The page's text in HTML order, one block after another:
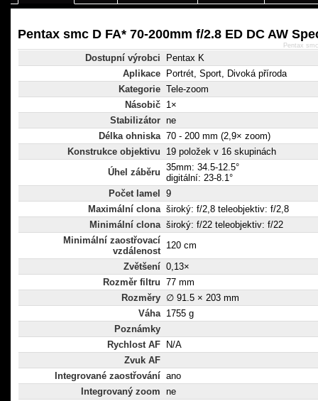
Pentax smc D FA* 70-200mm f/2.8 ED DC AW
Dostupní výrobci
Pentax K
Aplikace
Portrét, Sport, Divoká příroda
Kategorie Tele-zoom
Násobič 1×
Stabilizátor ne
Délka ohniska 70 - 200 mm (2,9× zoom)
Konstrukce objektivu
19 položek v 16 skupinách
Úhel záběru 35mm: 34.5-12.5°
digitální: 23-8.1°
Počet lamel
9
Maximální clona široký: f/2,8 teleobjektiv: f/2,8
Minimální clona široký: f/22 teleobjektiv: f/22
Minimální zaostřovací
vzdálenost
120 cm
Zvětšení 0,13×
Rozměr filtru 77 mm
Rozměry ∅ 91.5 × 203 mm
Váha 1755 g
Poznámky
Rychlost AF
N/A
Zvuk AF
Integrované zaostřování ano
Integrovaný zoom ne
Pentax